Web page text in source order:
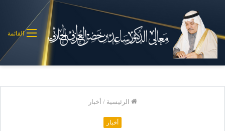
القائمة
الرئيسية / أخبار
أخبار